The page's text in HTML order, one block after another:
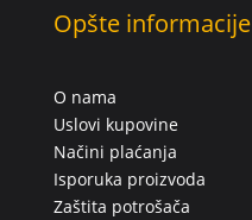
Opšte informacije
O nama
Uslovi kupovine
Načini plaćanja
Isporuka proizvoda
Zaštita potrošača